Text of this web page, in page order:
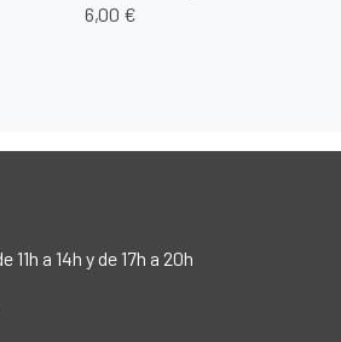
6,00 €
11h a 14h y de 17h a 20h